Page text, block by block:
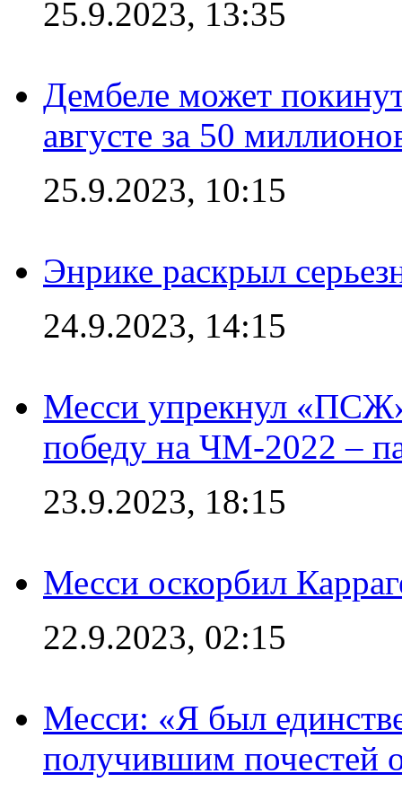
25.9.2023, 13:35
Дембеле может
августе за 50
25.9.2023, 10:15
Энрике раскрыл
24.9.2023, 14:15
Месси упрекнул «ПСЖ»
победу на ЧМ-2022 –
23.9.2023, 18:15
Месси оскорбил
22.9.2023, 02:15
Месси: «Я был
получившим почестей